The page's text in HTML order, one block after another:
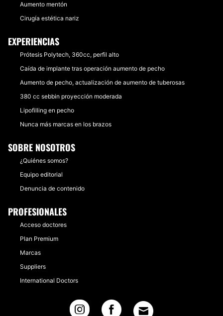
Aumento mentón
Cirugía estética nariz
EXPERIENCIAS
Prótesis Polytech, 360cc, perfil alto
Caída de implante tras operación aumento de pecho
Aumento de pecho, actualización de aumento de tuberosas
380 cc sebbin proyección moderada
Lipofilling en pecho
Nunca más marcas en los brazos
SOBRE NOSOTROS
¿Quiénes somos?
Equipo editorial
Denuncia de contenido
PROFESIONALES
Acceso doctores
Plan Premium
Marcas
Suppliers
International Doctors